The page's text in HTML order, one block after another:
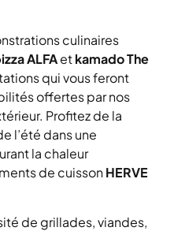
culinaires
ALFAetkamado The
qui vous feront
offertes par nos
Profitez de la
l’été dans une
la chaleur
de cuissonHERVE
de grillades, viandes,